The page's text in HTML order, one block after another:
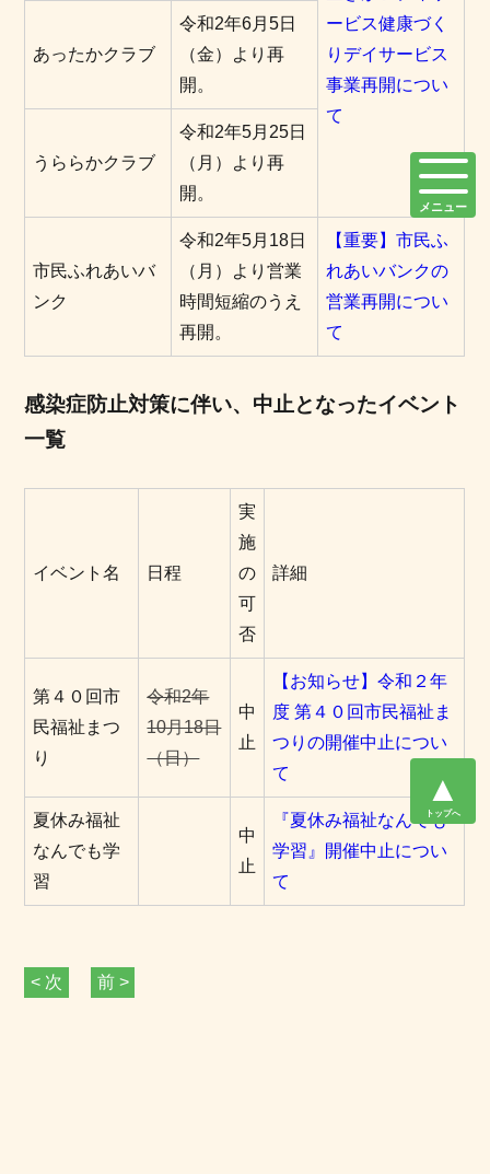
ービス健康づく
りデイサービス
事業再開につい
て
あったかクラブ
令和2年6月5日
（金）より再
開。
うららかクラブ
令和2年5月25日
（月）より再
開。
市民ふれあいバ
ンク
令和2年5月18日
（月）より営業
時間短縮のうえ
再開。
【重要】市民ふ
れあいバンクの
営業再開につい
て
感染症防止対策に伴い、中止となったイベント
一覧
イベント名 日程
実
施
の
可
否
詳細
第４０回市
民福祉まつ
り
令和2年
10月18日
（日）
中
止
【お知らせ】令和２年
度 第４０回市民福祉ま
つりの開催中止につい
て
夏休み福祉
なんでも学
習
中
止
『夏休み福祉なんでも
学習』開催中止につい
て
< 次 前 >
メニュー
▲
トップへ